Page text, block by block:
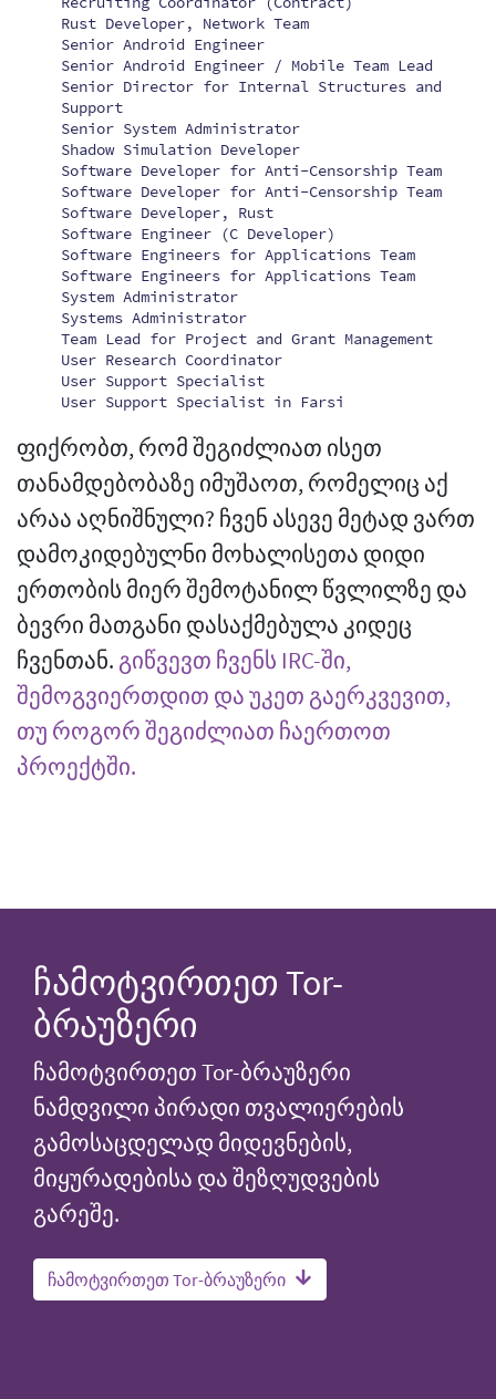
Rust Developer, Network Team
Senior Android Engineer
Senior Android Engineer / Mobile Team Lead
Senior Director for Internal Structures and
Support
Senior System Administrator
Shadow Simulation Developer
Software Developer for Anti-Censorship Team
Software Developer for Anti-Censorship Team
Software Developer, Rust
Software Engineer (C Developer)
Software Engineers for Applications Team
Software Engineers for Applications Team
System Administrator
Systems Administrator
Team Lead for Project and Grant Management
User Research Coordinator
User Support Specialist
User Support Specialist in Farsi
ფიქრობთ, რომ შეგიძლიათ ისეთ
თანამდებობაზე იმუშაოთ, რომელიც აქ
არაა აღნიშნული? ჩვენ ასევე მეტად ვართ
დამოკიდებულნი მოხალისეთა დიდი
ერთობის მიერ შემოტანილ წვლილზე და
ბევრი მათგანი დასაქმებულა კიდეც
ჩვენთან. გიწვევთ ჩვენს IRC-ში,
შემოგვიერთდით და უკეთ გაერკვევით,
თუ როგორ შეგიძლიათ ჩაერთოთ
პროექტში.
ჩამოტვირთეთ Tor-
ბრაუზერი
ჩამოტვირთეთ Tor-ბრაუზერი
ნამდვილი პირადი თვალიერების
გამოსაცდელად მიდევნების,
მიყურადებისა და შეზღუდვების
გარეშე.
ჩამოტვირთეთ Tor-ბრაუზერი